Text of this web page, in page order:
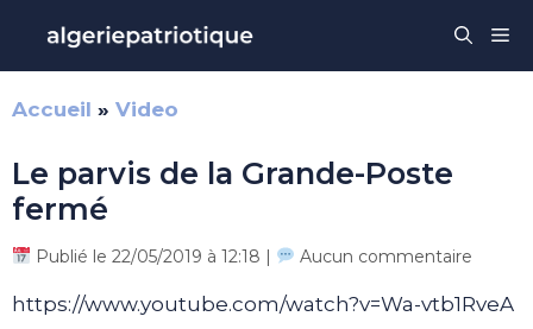
contenu
Accueil » Video
Le parvis de la Grande-Poste
fermé
Publié le 22/05/2019 à 12:18 | Aucun commentaire
https://www.youtube.com/watch?v=Wa-vtb1RveA